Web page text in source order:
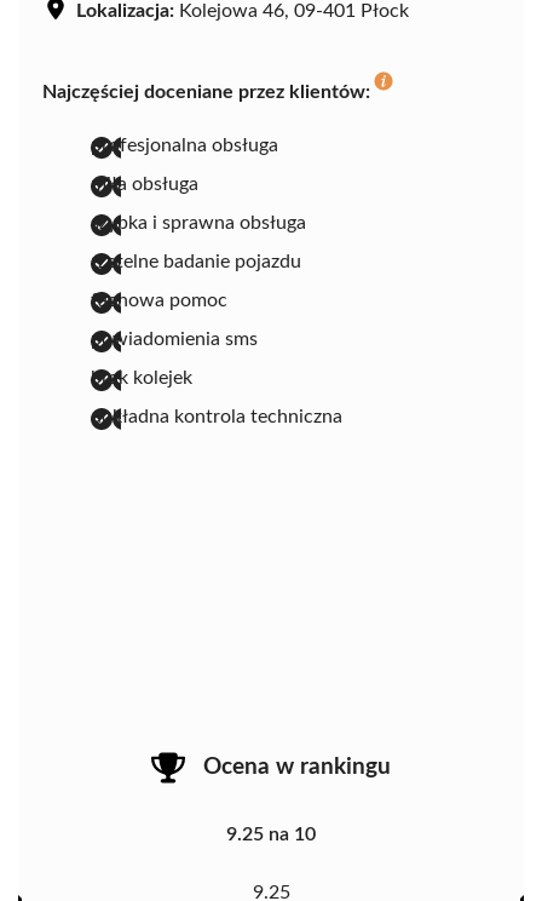
Lokalizacja: Kolejowa 46, 09-401 Płock
Najczęściej doceniane przez klientów:
profesjonalna obsługa
miła obsługa
szybka i sprawna obsługa
rzetelne badanie pojazdu
fachowa pomoc
powiadomienia sms
brak kolejek
dokładna kontrola techniczna
Ocena w rankingu
9.25 na 10
9.25